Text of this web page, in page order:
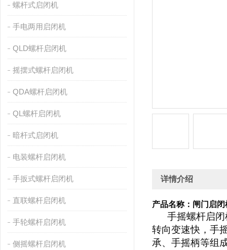
螺杆式启闭机
手电两用启闭机
QLD螺杆启闭机
摇摆式螺杆启闭机
QDA螺杆启闭机
QL螺杆启闭机
暗杆式启闭机
电装螺杆启闭机
手扳式螺杆启闭机
直联螺杆启闭机
手轮螺杆启闭机
侧摇螺杆启闭机
详情介绍
产品名称： 闸门启
手摇螺杆启
转向变速快，手
承、手摇柄等组